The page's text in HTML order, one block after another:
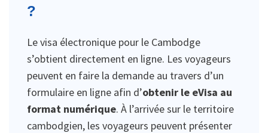
?
Le visa électronique pour le Cambodge
s’obtient directement en ligne. Les voyageurs
peuvent en faire la demande au travers d’un
formulaire en ligne afin d’obtenir le eVisa au
format numérique. À l’arrivée sur le territoire
cambodgien, les voyageurs peuvent présenter